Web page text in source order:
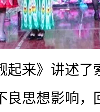
起来》讲述了
良思想影响，